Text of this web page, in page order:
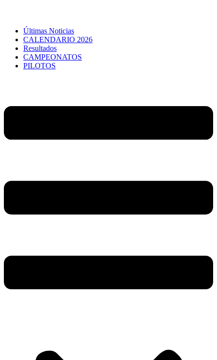
Últimas Noticias
CALENDARIO 2026
Resultados
CAMPEONATOS
PILOTOS